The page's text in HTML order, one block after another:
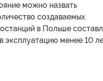
можно назвать
создаваемых
в Польше
эксплуатацию менее 10